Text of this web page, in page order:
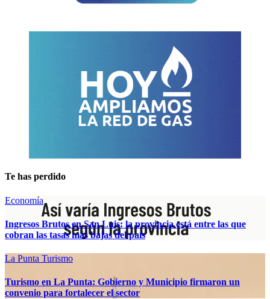
Te has perdido
Economía
Ingresos Brutos en San Luis: la provincia está entre las que
cobran las tasas más bajas del país
La Punta Turismo
Turismo en La Punta: Gobierno y Municipio firmaron un
convenio para fortalecer el sector